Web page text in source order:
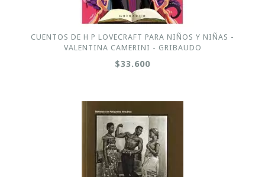
CUENTOS DE H P LOVECRAFT PARA NIÑOS Y NIÑAS -
VALENTINA CAMERINI - GRIBAUDO
$33.600